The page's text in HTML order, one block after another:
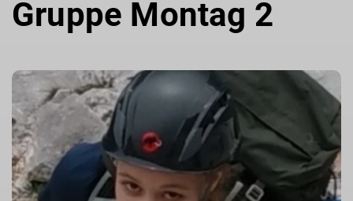
Gruppe Montag 2